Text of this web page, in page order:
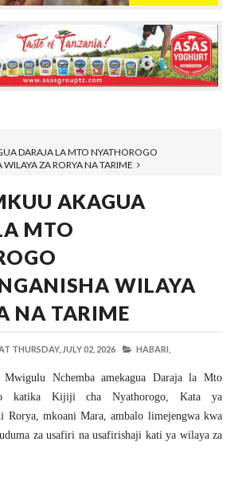
DARAJA LA MTO NYATHOROGO
ZA RORYA NA TARIME
AKAGUA
MTO
WILAYA
NA TARIME
THURSDAY, JULY 02, 2026 HABARI,
Nchemba amekagua Daraja la Mto
katika Kijiji cha Nyathorogo, Kata ya
Rorya, mkoani Mara, ambalo limejengwa kwa
za usafiri na usafirishaji kati ya wilaya za